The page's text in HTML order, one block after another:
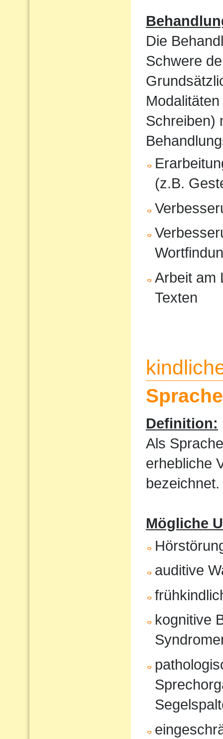
Die
Schwere
Schreiben)
(z.B.
Arbeit am
Texten
Definition:
Als
erhebliche
bezeichnet.
Mögliche
auditive
kognitive